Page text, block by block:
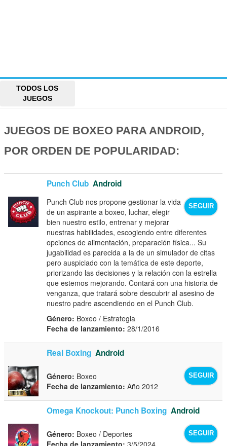
TODOS LOS
JUEGOS
JUEGOS DE BOXEO PARA ANDROID,
POR ORDEN DE POPULARIDAD:
Punch Club Android
SEGUIR
Punch Club nos propone gestionar la vida
de un aspirante a boxeo, luchar, elegir
bien nuestro estilo, entrenar y mejorar
nuestras habilidades, escogiendo entre diferentes
opciones de alimentación, preparación física... Su
jugabilidad es parecida a la de un simulador de citas
pero auspiciado con la temática de este deporte,
priorizando las decisiones y la relación con la estrella
que estemos mejorando. Contará con una historia de
venganza, que tratará sobre descubrir al asesino de
nuestro padre ascendiendo en el Punch Club.
Género: Boxeo / Estrategia
Fecha de lanzamiento: 28/1/2016
Real Boxing Android
SEGUIR
Género: Boxeo
Fecha de lanzamiento: Año 2012
Omega Knockout: Punch Boxing Android
SEGUIR
Género: Boxeo / Deportes
Fecha de lanzamiento: 3/5/2024